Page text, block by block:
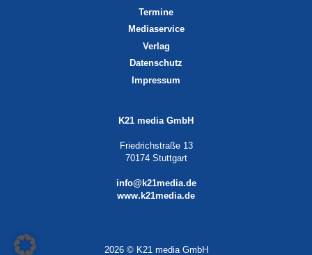
Termine
Mediaservice
Verlag
Datenschutz
Impressum
K21 media GmbH
Friedrichstraße 13
70174 Stuttgart
info@k21media.de
www.k21media.de
2026 © K21 media GmbH